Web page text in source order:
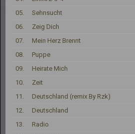
05.
Sehnsucht
06.
Zeig Dich
07.
Mein Herz Brennt
08.
Puppe
09.
Heirate Mich
10.
Zeit
11.
Deutschland (remix By Rzk)
12.
Deutschland
13.
Radio